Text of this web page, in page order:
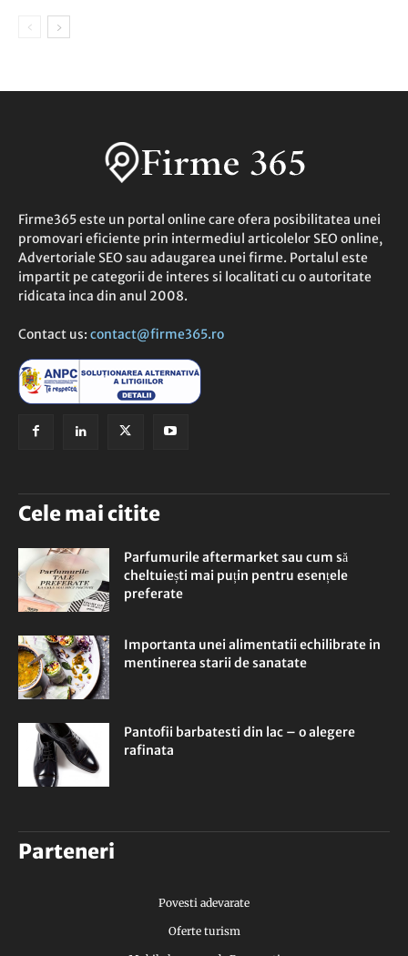
Firme365 este un portal online care ofera posibilitatea unei
promovari eficiente prin intermediul articolelor SEO online,
Advertoriale SEO sau adaugarea unei firme. Portalul este
impartit pe categorii de interes si localitati cu o autoritate
ridicata inca din anul 2008.
Contact us: contact@firme365.ro
Cele mai citite
Parfumurile aftermarket sau cum să
cheltuiești mai puțin pentru esențele
preferate
Importanta unei alimentatii echilibrate in
mentinerea starii de sanatate
Pantofii barbatesti din lac – o alegere
rafinata
Parteneri
Povesti adevarate
Oferte turism